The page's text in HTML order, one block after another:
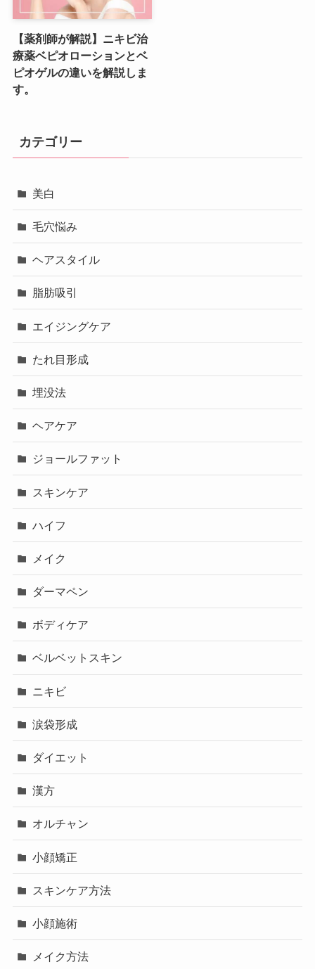
【薬剤師が解説】ニキビ治
療薬ベピオローションとベ
ピオゲルの違いを解説しま
す。
カテゴリー
美白
毛穴悩み
ヘアスタイル
脂肪吸引
エイジングケア
たれ目形成
埋没法
ヘアケア
ジョールファット
スキンケア
ハイフ
メイク
ダーマペン
ボディケア
ベルベットスキン
ニキビ
涙袋形成
ダイエット
漢方
オルチャン
小顔矯正
スキンケア方法
小顔施術
メイク方法